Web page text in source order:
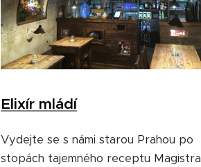
Elixír mládí
Vydejte se s námi starou Prahou po
stopách tajemného receptu Magistra